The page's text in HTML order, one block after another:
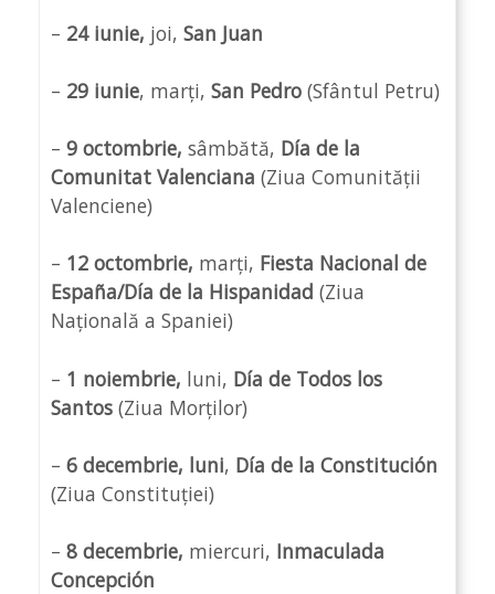
– 24 iunie, joi, San Juan
– 29 iunie, marți, San Pedro (Sfântul Petru)
– 9 octombrie, sâmbătă, Día de la
Comunitat Valenciana (Ziua Comunității
Valenciene)
– 12 octombrie, marți, Fiesta Nacional de
España/Día de la Hispanidad (Ziua
Națională a Spaniei)
– 1 noiembrie, luni, Día de Todos los
Santos (Ziua Morților)
– 6 decembrie, luni, Día de la Constitución
(Ziua Constituției)
– 8 decembrie, miercuri, Inmaculada
Concepción